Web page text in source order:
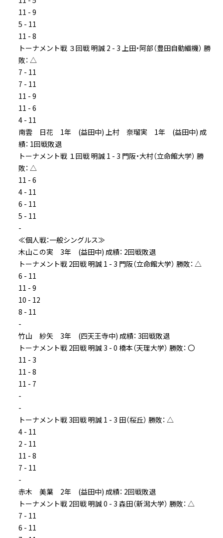
11 - 9
5 - 11
11 - 8
トーナメント戦 ３回戦 明誠 2 - 3 上田・阿部（豊田自動織機） 勝
敗： △
7 - 11
7 - 11
11 - 9
11 - 6
4 - 11
南雲 日花 1年 (益田中) 上村 奈瑠実 1年 (益田中) 成
績： 1回戦敗退
トーナメント戦 １回戦 明誠 1 - 3 門阪・大村（立命館大学） 勝
敗： △
11 - 6
4 - 11
6 - 11
5 - 11
-
≪個人戦：一般シングルス≫
木山この実 3年 (益田中) 成績： 2回戦敗退
トーナメント戦 2回戦 明誠 1 - 3 門阪（立命館大学） 勝敗： △
6 - 11
11 - 9
10 - 12
8 - 11
-
竹山 紗矢 3年 (四天王寺中) 成績： 3回戦敗退
トーナメント戦 2回戦 明誠 3 - 0 橋本（天理大学） 勝敗： 〇
11 - 3
11 - 8
11 - 7
-
-
トーナメント戦 3回戦 明誠 1 - 3 田（桜丘） 勝敗： △
4 - 11
2 - 11
11 - 8
7 - 11
-
赤木 美葉 2年 (益田中) 成績： 2回戦敗退
トーナメント戦 2回戦 明誠 0 - 3 森田（新潟大学） 勝敗： △
7 - 11
6 - 11